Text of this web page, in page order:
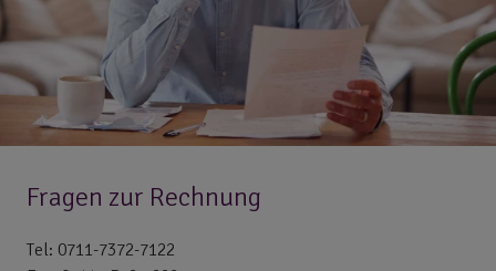
Fragen zur Rechnung
Tel: 0711-7372-7122